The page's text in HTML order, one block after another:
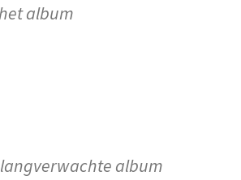
album
album